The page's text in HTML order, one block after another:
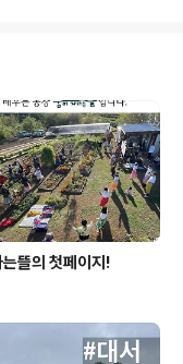
가
차
랬
뜰의 첫페이지!